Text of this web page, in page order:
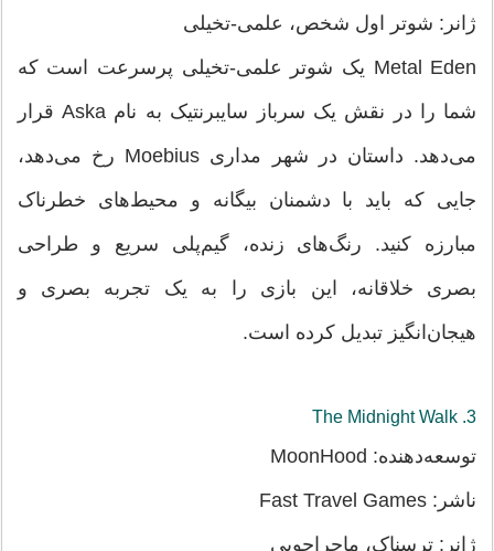
ژانر: شوتر اول شخص، علمی-تخیلی
Metal Eden یک شوتر علمی-تخیلی پرسرعت است که
شما را در نقش یک سرباز سایبرنتیک به نام Aska قرار
می‌دهد. داستان در شهر مداری Moebius رخ می‌دهد،
جایی که باید با دشمنان بیگانه و محیط‌های خطرناک
مبارزه کنید. رنگ‌های زنده، گیم‌پلی سریع و طراحی
بصری خلاقانه، این بازی را به یک تجربه بصری و
هیجان‌انگیز تبدیل کرده است.
3. The Midnight Walk
توسعه‌دهنده: MoonHood
ناشر: Fast Travel Games
ژانر: ترسناک، ماجراجویی